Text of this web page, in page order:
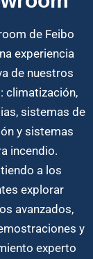
de Feibo
experiencia
de nuestros
climatización,
sistemas de
y sistemas
incendio.
a los
explorar
avanzados,
y
experto